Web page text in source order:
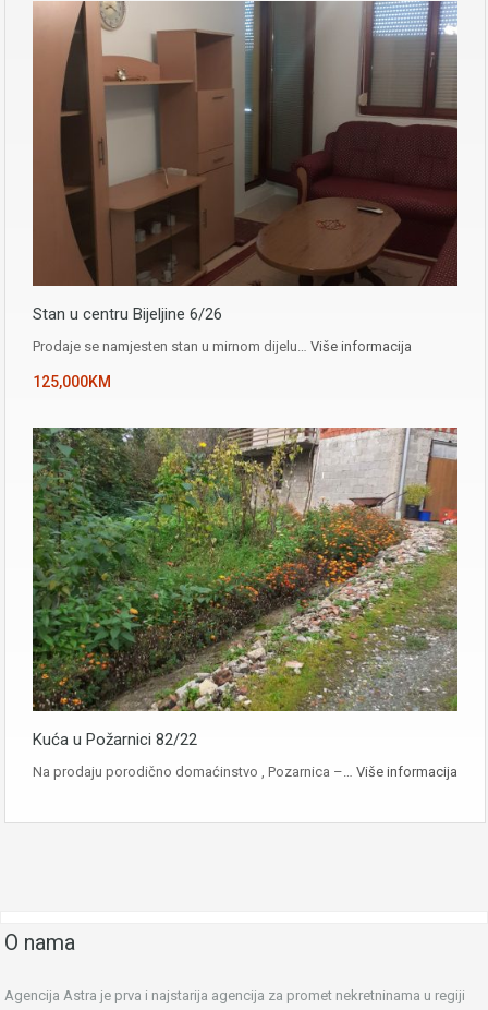
Stan u centru Bijeljine 6/26
Prodaje se namjesten stan u mirnom dijelu… Više informacija
125,000KM
Kuća u Požarnici 82/22
Na prodaju porodično domaćinstvo , Pozarnica –… Više informacija
O nama
Agencija Astra je prva i najstarija agencija za promet nekretninama u regiji